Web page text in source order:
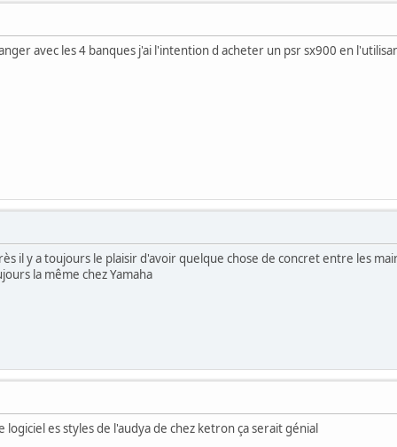
avec les 4 banques j'ai l'intention d acheter un psr sx900 en
il y a toujours le plaisir d'avoir quelque chose de concret entre les
la même chez Yamaha
es styles de l'audya de chez ketron ça serait génial